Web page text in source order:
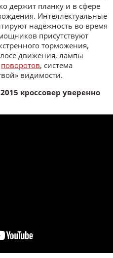
держит планку и в сфере
Интеллектуальные
надёжность во время
присутствуют
торможения,
движения, лампы
поворотов, система
видимости.
кроссовер уверенно